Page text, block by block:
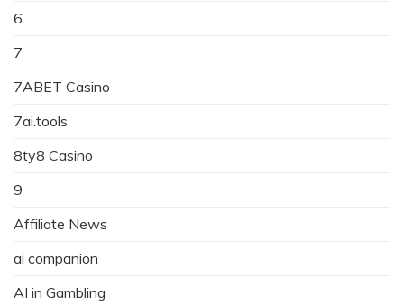
6
7
7ABET Casino
7ai.tools
8ty8 Casino
9
Affiliate News
ai companion
AI in Gambling